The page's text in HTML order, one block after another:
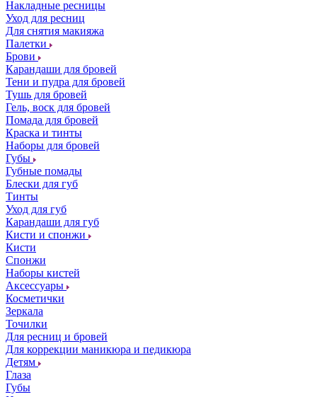
Накладные ресницы
Уход для ресниц
Для снятия макияжа
Палетки
Брови
Карандаши для бровей
Тени и пудра для бровей
Тушь для бровей
Гель, воск для бровей
Помада для бровей
Краска и тинты
Наборы для бровей
Губы
Губные помады
Блески для губ
Тинты
Уход для губ
Карандаши для губ
Кисти и спонжи
Кисти
Спонжи
Наборы кистей
Аксессуары
Косметички
Зеркала
Точилки
Для ресниц и бровей
Для коррекции маникюра и педикюра
Детям
Глаза
Губы